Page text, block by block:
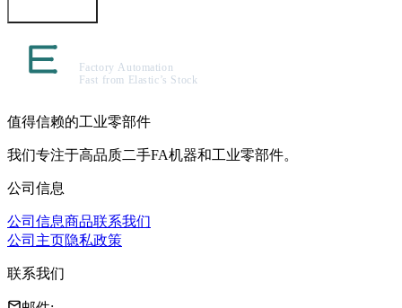
值得信赖的工业零部件
我们专注于高品质二手FA机器和工业零部件。
公司信息
公司信息商品联系我们
公司主页隐私政策
联系我们